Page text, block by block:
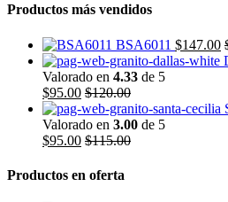
Productos más vendidos
BSA6011 $147.00
Valorado en 4.33 de 5
$95.00 $120.00
Valorado en 3.00 de 5
$95.00 $115.00
Productos en oferta